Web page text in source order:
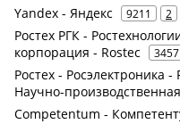
Yandex - Яндекс 9211 2
Ростех РГК -
корпорация - Rostec
3457
Ростех - Росэлектроника
Научно-
Competentum -